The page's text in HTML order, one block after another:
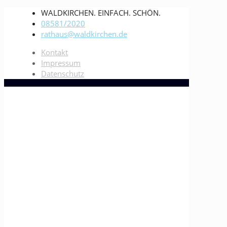
WALDKIRCHEN. EINFACH. SCHÖN.
08581/2020
rathaus@waldkirchen.de
Kontakt
Impressum
Datenschutz